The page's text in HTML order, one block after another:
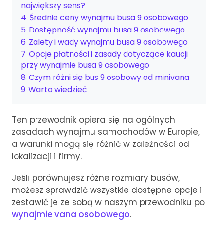
największy sens?
4 Średnie ceny wynajmu busa 9 osobowego
5 Dostępność wynajmu busa 9 osobowego
6 Zalety i wady wynajmu busa 9 osobowego
7 Opcje płatności i zasady dotyczące kaucji
przy wynajmie busa 9 osobowego
8 Czym różni się bus 9 osobowy od minivana
9 Warto wiedzieć
Ten przewodnik opiera się na ogólnych
zasadach wynajmu samochodów w Europie,
a warunki mogą się różnić w zależności od
lokalizacji i firmy.
Jeśli porównujesz różne rozmiary busów,
możesz sprawdzić wszystkie dostępne opcje i
zestawić je ze sobą w naszym przewodniku po
wynajmie vana osobowego.